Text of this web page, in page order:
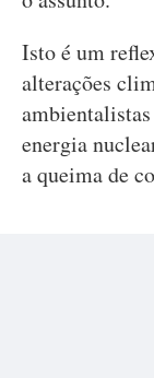
Isto é um
alterações
energia
a queima de